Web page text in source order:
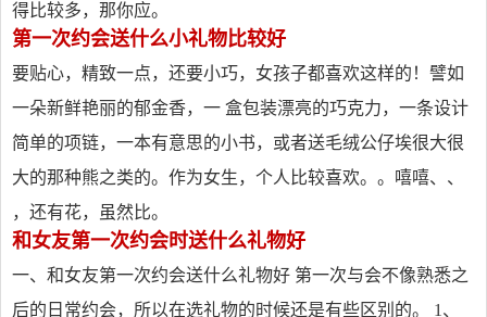
得比较多，那你应。
第一次约会送什么小礼物比较好
要贴心，精致一点，还要小巧，女孩子都喜欢这样的！譬如
一朵新鲜艳丽的郁金香，一 盒包装漂亮的巧克力，一条设计
简单的项链，一本有意思的小书，或者送毛绒公仔埃很大很
大的那种熊之类的。作为女生，个人比较喜欢。。嘻嘻、、
，还有花，虽然比。
和女友第一次约会时送什么礼物好
一、和女友第一次约会送什么礼物好 第一次与会不像熟悉之
后的日常约会，所以在选礼物的时候还是有些区别的。 1、